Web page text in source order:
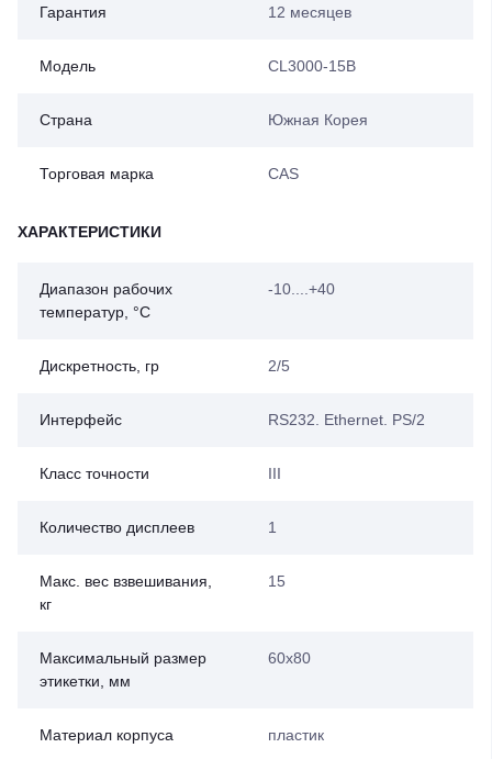
Гарантия 12 месяцев
Модель CL3000-15B
Страна Южная Корея
Торговая марка CAS
ХАРАКТЕРИСТИКИ
Диапазон рабочих
температур, °C
-10....+40
Дискретность, гр 2/5
Интерфейс RS232. Ethernet. PS/2
Класс точности III
Количество дисплеев 1
Макс. вес взвешивания,
кг
15
Максимальный размер
этикетки, мм
60х80
Материал корпуса пластик